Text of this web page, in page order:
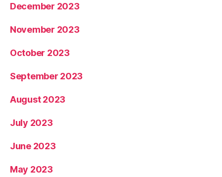
December 2023
November 2023
October 2023
September 2023
August 2023
July 2023
June 2023
May 2023